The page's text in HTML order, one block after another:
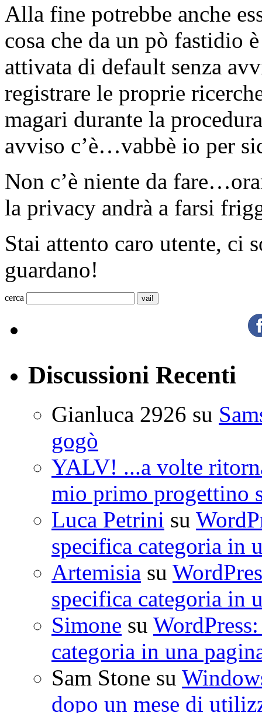
Alla fine potrebbe anche
cosa che da un pò fastidio
attivata di default senza
registrare le proprie
magari durante la
avviso c’è…vabbè io per
Non c’è niente da
la privacy andrà a farsi
Stai attento caro utente, ci
guardano!
cerca
Discussioni Recenti
Gianluca 2926 su
gogò
YALV! ...a volte
mio primo progettino
Luca Petrini su
specifica categoria in
Artemisia su
specifica categoria in
Simone su
categoria in una
Sam Stone su
dopo un mese di